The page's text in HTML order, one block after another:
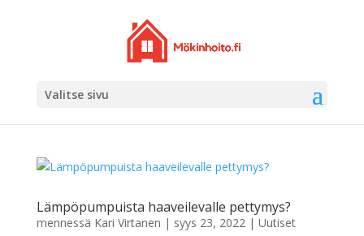
Valitse sivu
Lämpöpumpuista haaveilevalle pettymys?
mennessä Kari Virtanen | syys 23, 2022| Uutiset